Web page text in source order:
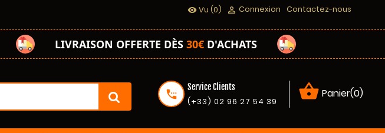
visibilityVu (0)  Connexion Contactez-nous
LIVRAISON OFFERTE DÈS 30€ D'ACHATS
shopping_basket Panier(0)
settings_phone
Service Clients
(+33) 02 96 27 54 39